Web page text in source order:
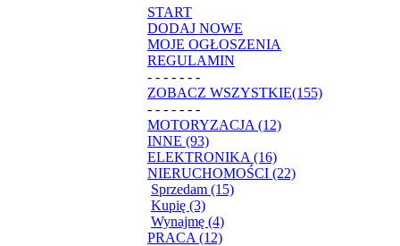
START
DODAJ NOWE
MOJE OGŁOSZENIA
REGULAMIN
- - - - - - -
ZOBACZ WSZYSTKIE(155)
- - - - - - -
MOTORYZACJA (12)
INNE (93)
ELEKTRONIKA (16)
NIERUCHOMOŚCI (22)
Sprzedam (15)
Kupię (3)
Wynajmę (4)
PRACA (12)